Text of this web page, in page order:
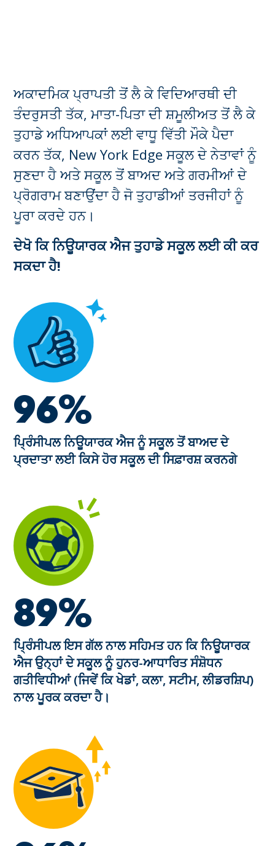
ਅਕਾਦਮਿਕ ਪ੍ਰਾਪਤੀ ਤੋਂ ਲੈ ਕੇ ਵਿਦਿਆਰਥੀ ਦੀ
ਤੰਦਰੁਸਤੀ ਤੱਕ, ਮਾਤਾ-ਪਿਤਾ ਦੀ ਸ਼ਮੂਲੀਅਤ ਤੋਂ ਲੈ ਕੇ
ਤੁਹਾਡੇ ਅਧਿਆਪਕਾਂ ਲਈ ਵਾਧੂ ਵਿੱਤੀ ਮੌਕੇ ਪੈਦਾ
ਕਰਨ ਤੱਕ, New York Edge ਸਕੂਲ ਦੇ ਨੇਤਾਵਾਂ ਨੂੰ
ਸੁਣਦਾ ਹੈ ਅਤੇ ਸਕੂਲ ਤੋਂ ਬਾਅਦ ਅਤੇ ਗਰਮੀਆਂ ਦੇ
ਪ੍ਰੋਗਰਾਮ ਬਣਾਉਂਦਾ ਹੈ ਜੋ ਤੁਹਾਡੀਆਂ ਤਰਜੀਹਾਂ ਨੂੰ
ਪੂਰਾ ਕਰਦੇ ਹਨ।
ਦੇਖੋ ਕਿ ਨਿਊਯਾਰਕ ਐਜ ਤੁਹਾਡੇ ਸਕੂਲ ਲਈ ਕੀ ਕਰ
ਸਕਦਾ ਹੈ!
96%
ਪ੍ਰਿੰਸੀਪਲ ਨਿਊਯਾਰਕ ਐਜ ਨੂੰ ਸਕੂਲ ਤੋਂ ਬਾਅਦ ਦੇ
ਪ੍ਰਦਾਤਾ ਲਈ ਕਿਸੇ ਹੋਰ ਸਕੂਲ ਦੀ ਸਿਫ਼ਾਰਸ਼ ਕਰਨਗੇ
89%
ਪ੍ਰਿੰਸੀਪਲ ਇਸ ਗੱਲ ਨਾਲ ਸਹਿਮਤ ਹਨ ਕਿ ਨਿਊਯਾਰਕ
ਐਜ ਉਨ੍ਹਾਂ ਦੇ ਸਕੂਲ ਨੂੰ ਹੁਨਰ-ਆਧਾਰਿਤ ਸੰਸ਼ੋਧਨ
ਗਤੀਵਿਧੀਆਂ (ਜਿਵੇਂ ਕਿ ਖੇਡਾਂ, ਕਲਾ, ਸਟੀਮ, ਲੀਡਰਸ਼ਿਪ)
ਨਾਲ ਪੂਰਕ ਕਰਦਾ ਹੈ।